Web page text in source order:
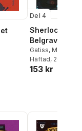
antal röster:
Del 4
Sherlock: A
Belgravia
Gatiss, Moffat
Häftad, 2023
153 kr